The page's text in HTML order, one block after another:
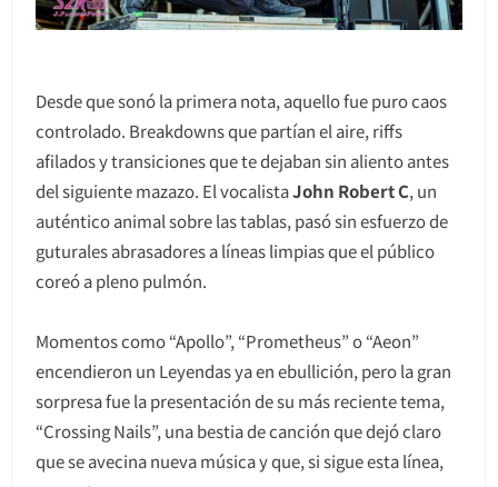
Desde que sonó la primera nota, aquello fue puro caos
controlado. Breakdowns que partían el aire, riffs
afilados y transiciones que te dejaban sin aliento antes
del siguiente mazazo. El vocalistaJohn Robert C, un
auténtico animal sobre las tablas, pasó sin esfuerzo de
guturales abrasadores a líneas limpias que el público
coreó a pleno pulmón.
Momentos como “Apollo”, “Prometheus” o “Aeon”
encendieron un Leyendas ya en ebullición, pero la gran
sorpresa fue la presentación de su más reciente tema,
“Crossing Nails”, una bestia de canción que dejó claro
que se avecina nueva música y que, si sigue esta línea,